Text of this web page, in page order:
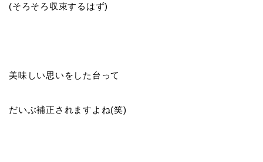
(そろそろ収束するはず)
美味しい思いをした台って
だいぶ補正されますよね(笑)